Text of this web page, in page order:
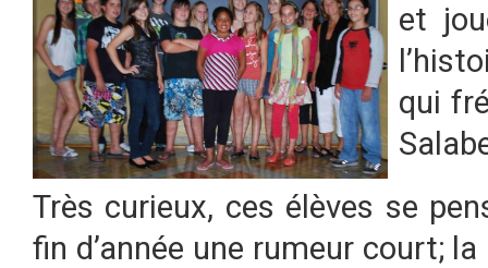
et
qui
Très curieux, ces élèves se
fin d’année une rumeur court;